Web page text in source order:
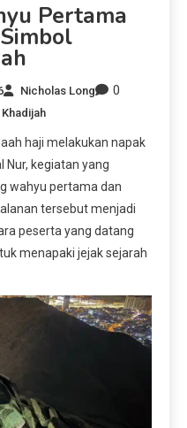
Pertama
Nicholas Long 0
haji melakukan napak
Nur, kegiatan yang
wahyu pertama dan
tersebut menjadi
peserta yang datang
menapaki jejak sejarah